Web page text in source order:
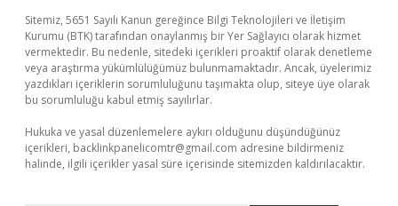
Sitemiz, 5651 Sayılı Kanun gereğince Bilgi Teknolojileri ve İletişim
Kurumu (BTK) tarafından onaylanmış bir Yer Sağlayıcı olarak hizmet
vermektedir. Bu nedenle, sitedeki içerikleri proaktif olarak denetleme
veya araştırma yükümlülüğümüz bulunmamaktadır. Ancak, üyelerimiz
yazdıkları içeriklerin sorumluluğunu taşımakta olup, siteye üye olarak
bu sorumluluğu kabul etmiş sayılırlar.
Hukuka ve yasal düzenlemelere aykırı olduğunu düşündüğünüz
içerikleri, backlinkpanelicomtr@gmail.com adresine bildirmeniz
halinde, ilgili içerikler yasal süre içerisinde sitemizden kaldırılacaktır.